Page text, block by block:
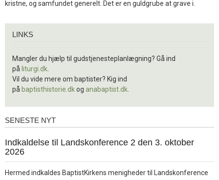
kristne, og samfundet generelt. Det er en guldgrube at grave i.
LINKS
Mangler du hjælp til gudstjenesteplanlægning? Gå ind
på liturgi.dk
Vil du vide mere om baptister? Kig ind
på baptisthistorie.dkog anabaptist.dk
Seneste
SENESTE NYT
1.
jul.
Indkaldelse til Landskonference 2 den 3. oktober
2026
Hermed indkaldes BaptistKirkens menigheder til Landskonference